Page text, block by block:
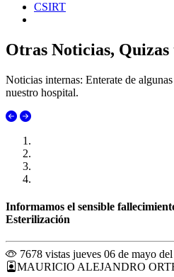
CSIRT
Otras Noticias, Quizas
Noticias internas: Enterate de
nuestro hospital.
Informamos el sensible
Esterilización
7678 vistas jueves 06 de mayo del
MAURICIO ALEJANDRO